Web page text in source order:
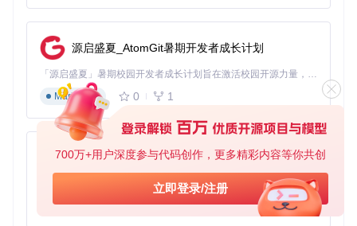
700万+用户深度参与代码创作，更多精彩内容等你共创
立即登录/注册
源启盛夏_AtomGit暑期开发者成长计划
「源启盛夏」暑期校园开发者成长计划旨在激活校园开源力量，通过积分激励、认证扶持、资源倾斜等形式，引导高校组织和开发者完成「入驻 — 建项目 — 做贡献 — 获认证 — 得资源」的完整闭环。无论你是想带领社团入驻平台的组织者，还是希望用代码贡献证明自己的开发者，都能在这里找到属于你的成长路径。
Markdown
0 1
py-xiaozhi
基于Python的Xiaozhi AI，适用于想要完整Xiaozhi体验而无需拥有专用硬件的用户。
Python
0 1